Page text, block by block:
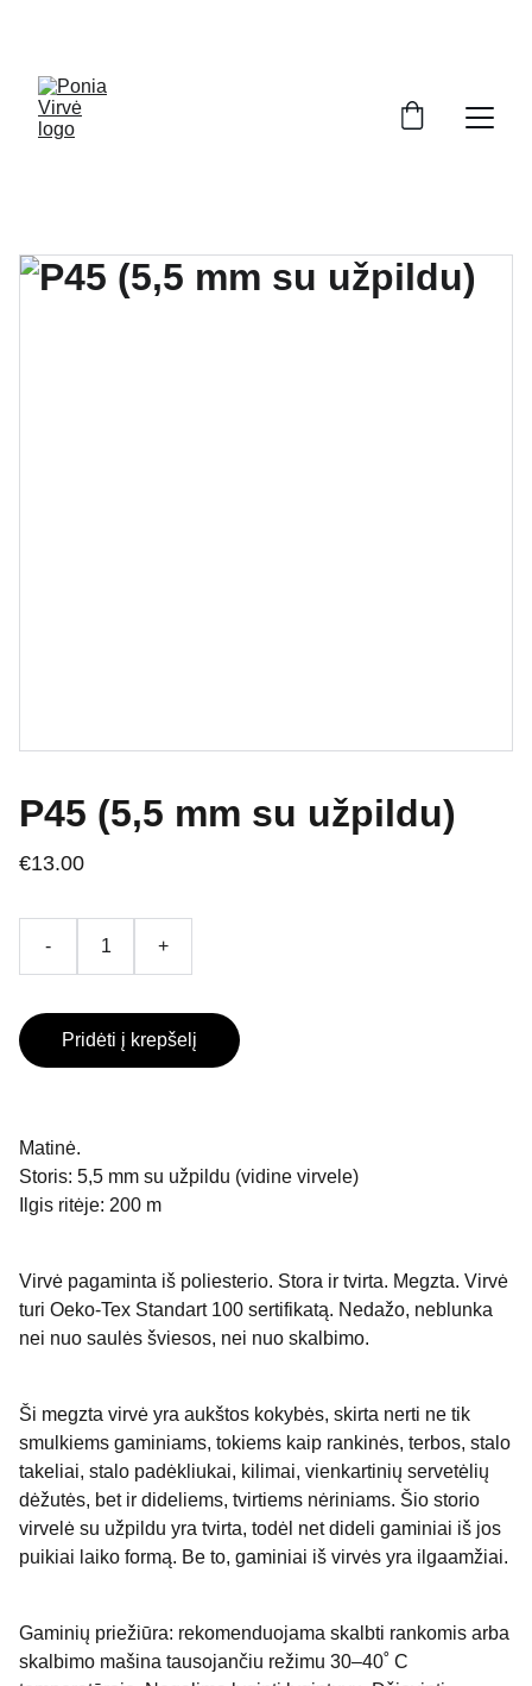
P45 (5,5 mm su užpildu)
€13.00
- +
Pridėti į krepšelį
Matinė.
Storis: 5,5 mm su užpildu (vidine virvele)
Ilgis ritėje: 200 m
Virvė pagaminta iš poliesterio. Stora ir tvirta. Megzta. Virvė
turi Oeko-Tex Standart 100 sertifikatą. Nedažo, neblunka
nei nuo saulės šviesos, nei nuo skalbimo.
Ši megzta virvė yra aukštos kokybės, skirta nerti ne tik
smulkiems gaminiams, tokiems kaip rankinės, terbos, stalo
takeliai, stalo padėkliukai, kilimai, vienkartinių servetėlių
dėžutės, bet ir dideliems, tvirtiems nėriniams. Šio storio
virvelė su užpildu yra tvirta, todėl net dideli gaminiai iš jos
puikiai laiko formą. Be to, gaminiai iš virvės yra ilgaamžiai.
Gaminių priežiūra: rekomenduojama skalbti rankomis arba
skalbimo mašina tausojančiu režimu 30–40˚ C